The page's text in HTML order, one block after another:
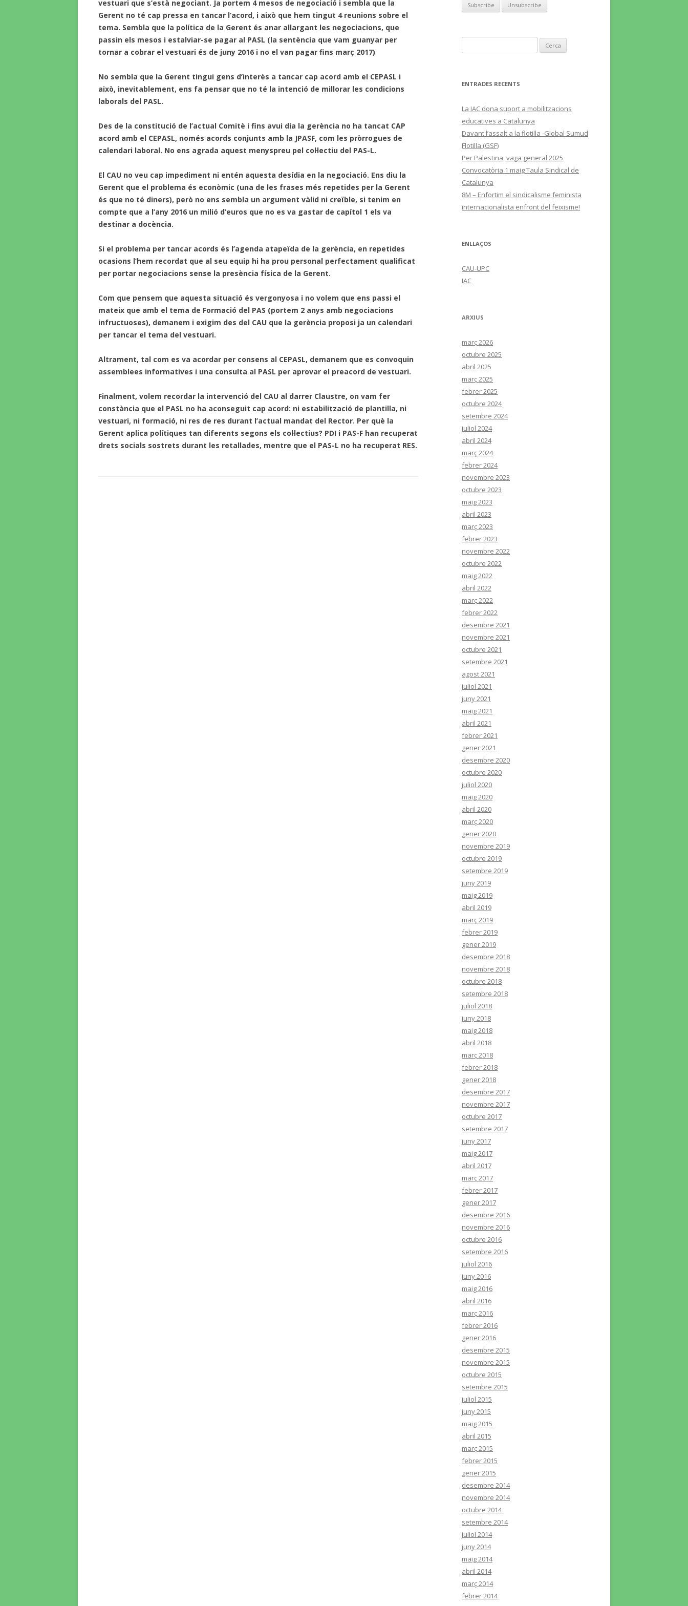
CALENDARI LABORAL 2018 I
PAGUES 2013-14
NI ACORD DE VESTUARI NI CAP
VESTUARI. ACCIÓ-REACCIÓ?
AVALUACIÓ DELS RISCOS
PSICOSOCIALS.
PROCÉS ESTABILITZACIÓ,
4/11/2019 SITUACIÓ
vestuari que s’està negociant. Ja portem 4 mesos de negociació i sembla que la
Gerent no té cap pressa en tancar l’acord, i això que hem tingut 4 reunions sobre el
tema. Sembla que la política de la Gerent és anar allargant les negociacions, que
passin els mesos i estalviar-se pagar al PASL (la sentència que vam guanyar per
tornar a cobrar el vestuari és de juny 2016 i no el van pagar fins març 2017)
No sembla que la Gerent tingui gens d’interès a tancar cap acord amb el CEPASL i
això, inevitablement, ens fa pensar que no té la intenció de millorar les condicions
laborals del PASL.
Des de la constitució de l’actual Comitè i fins avui dia la gerència no ha tancat CAP
acord amb el CEPASL, només acords conjunts amb la JPASF, com les pròrrogues de
calendari laboral. No ens agrada aquest menyspreu pel col·lectiu del PAS-L.
El CAU no veu cap impediment ni entén aquesta desídia en la negociació. Ens diu la
Gerent que el problema és econòmic (una de les frases més repetides per la Gerent
és que no té diners), però no ens sembla un argument vàlid ni creïble, si tenim en
compte que a l’any 2016 un milió d’euros que no es va gastar de capítol 1 els va
destinar a docència.
Si el problema per tancar acords és l’agenda atapeïda de la gerència, en repetides
ocasions l’hem recordat que al seu equip hi ha prou personal perfectament qualificat
per portar negociacions sense la presència física de la Gerent.
Com que pensem que aquesta situació és vergonyosa i no volem que ens passi el
mateix que amb el tema de Formació del PAS (portem 2 anys amb negociacions
infructuoses), demanem i exigim des del CAU que la gerència proposi ja un calendari
per tancar el tema del vestuari.
Altrament, tal com es va acordar per consens al CEPASL, demanem que es convoquin
assemblees informatives i una consulta al PASL per aprovar el preacord de vestuari.
Finalment, volem recordar la intervenció del CAU al darrer Claustre, on vam fer
constància que el PASL no ha aconseguit cap acord: ni estabilització de plantilla, ni
vestuari, ni formació, ni res de res durant l’actual mandat del Rector. Per què la
Gerent aplica polítiques tan diferents segons els col·lectius? PDI i PAS-F han recuperat
drets socials sostrets durant les retallades, mentre que el PAS-L no ha recuperat RES.
ENTRADES RECENTS
La IAC dona suport a mobilitzacions
educatives a Catalunya
Davant l’assalt a la flotilla -Global Sumud
Flotilla (GSF)
Per Palestina, vaga general 2025
Convocatòria 1 maig Taula Sindical de
Catalunya
8M – Enfortim el sindicalisme feminista
internacionalista enfront del feixisme!
ENLLAÇOS
CAU-UPC
IAC
ARXIUS
març 2026
octubre 2025
abril 2025
març 2025
febrer 2025
octubre 2024
setembre 2024
juliol 2024
abril 2024
març 2024
febrer 2024
novembre 2023
octubre 2023
maig 2023
abril 2023
març 2023
febrer 2023
novembre 2022
octubre 2022
maig 2022
abril 2022
març 2022
febrer 2022
desembre 2021
novembre 2021
octubre 2021
setembre 2021
agost 2021
juliol 2021
juny 2021
maig 2021
abril 2021
febrer 2021
gener 2021
desembre 2020
octubre 2020
juliol 2020
maig 2020
abril 2020
març 2020
gener 2020
novembre 2019
octubre 2019
setembre 2019
juny 2019
maig 2019
abril 2019
març 2019
febrer 2019
gener 2019
desembre 2018
novembre 2018
octubre 2018
setembre 2018
juliol 2018
juny 2018
maig 2018
abril 2018
març 2018
febrer 2018
gener 2018
desembre 2017
novembre 2017
octubre 2017
setembre 2017
juny 2017
maig 2017
abril 2017
març 2017
febrer 2017
gener 2017
desembre 2016
novembre 2016
octubre 2016
setembre 2016
juliol 2016
juny 2016
maig 2016
abril 2016
març 2016
febrer 2016
gener 2016
desembre 2015
novembre 2015
octubre 2015
setembre 2015
juliol 2015
juny 2015
maig 2015
abril 2015
març 2015
febrer 2015
gener 2015
desembre 2014
novembre 2014
octubre 2014
setembre 2014
juliol 2014
juny 2014
maig 2014
abril 2014
març 2014
febrer 2014